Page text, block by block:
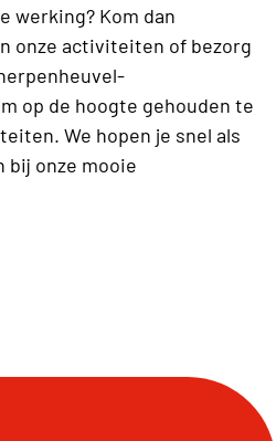
werking? Kom dan
onze activiteiten of bezorg
op de hoogte gehouden te
We hopen je snel als
bij onze mooie